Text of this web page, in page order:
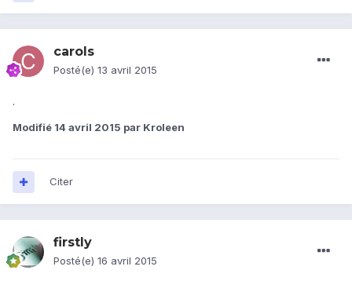
carols
Posté(e) 13 avril 2015
.
Modifié 14 avril 2015 par Kroleen
Citer
firstly
Posté(e) 16 avril 2015